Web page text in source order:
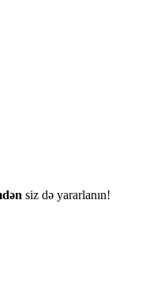
siz də yararlanın!